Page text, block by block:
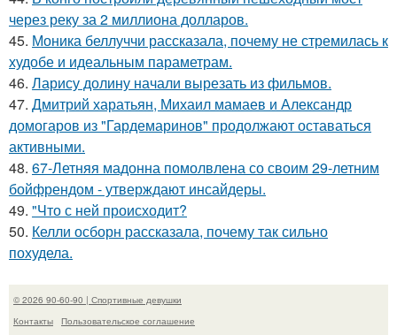
через реку за 2 миллиона долларов.
45. Моника беллуччи рассказала, почему не стремилась к
худобе и идеальным параметрам.
46. Ларису долину начали вырезать из фильмов.
47. Дмитрий харатьян, Михаил мамаев и Александр
домогаров из "Гардемаринов" продолжают оставаться
активными.
48. 67-Летняя мадонна помолвлена со своим 29-летним
бойфрендом - утверждают инсайдеры.
49. "Что с ней происходит?
50. Келли осборн рассказала, почему так сильно
похудела.
© 2026 90-60-90 | Спортивные девушки
Контакты
Пользовательское соглашение